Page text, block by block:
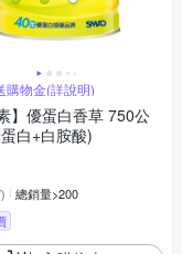
購物金(詳說明)
】優蛋白香草 750公
白+白胺酸)
) 總銷量>200